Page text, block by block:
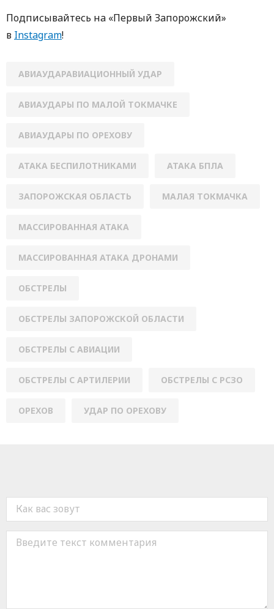
Пoдписывaйтесь нa «Первый Зaпoрoжский»
в Instagram!
АВИАУДАРАВИАЦИОННЫЙ УДАР
АВИАУДАРЫ ПО МАЛОЙ ТОКМАЧКЕ
АВИАУДАРЫ ПО ОРЕХОВУ
АТАКА БЕСПИЛОТНИКАМИ АТАКА БПЛА
ЗАПОРОЖСКАЯ ОБЛАСТЬ МАЛАЯ ТОКМАЧКА
МАССИРОВАННАЯ АТАКА
МАССИРОВАННАЯ АТАКА ДРОНАМИ
ОБСТРЕЛЫ
ОБСТРЕЛЫ ЗАПОРОЖСКОЙ ОБЛАСТИ
ОБСТРЕЛЫ С АВИАЦИИ
ОБСТРЕЛЫ С АРТИЛЕРИИ ОБСТРЕЛЫ С РСЗО
ОРЕХОВ УДАР ПО ОРЕХОВУ